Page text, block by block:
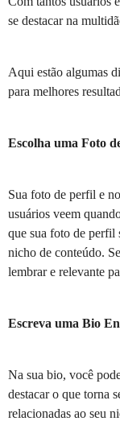
se destacar na
Aqui estão algumas
para melhores
Escolha uma Foto
Sua foto de perfil e
usuários veem
que sua foto de perfil
nicho de conteúdo.
lembrar e relevante
Escreva uma Bio
Na sua bio, você
destacar o que torna
relacionadas ao seu